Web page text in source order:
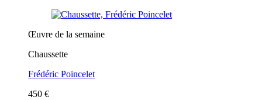
Œuvre de la semaine
Chaussette
Frédéric Poincelet
450 €